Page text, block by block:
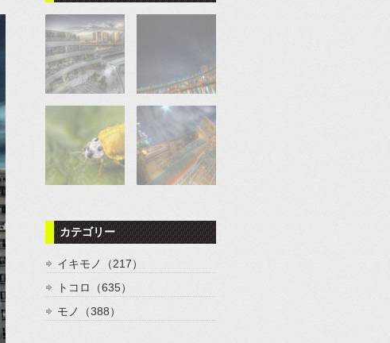
カテゴリー
イキモノ（217）
トコロ（635）
モノ（388）